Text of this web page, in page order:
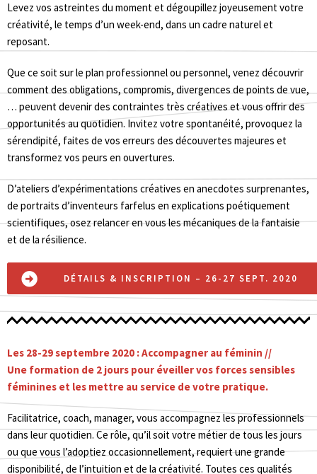
Levez vos astreintes du moment et dégoupillez joyeusement votre
créativité, le temps d’un week-end, dans un cadre naturel et
reposant.
Que ce soit sur le plan professionnel ou personnel, venez découvrir
comment des obligations, compromis, divergences de points de vue,
… peuvent devenir des contraintes très créatives et vous offrir des
opportunités au quotidien. Invitez votre spontanéité, provoquez la
sérendipité, faites de vos erreurs des découvertes majeures et
transformez vos peurs en ouvertures.
D’ateliers d’expérimentations créatives en anecdotes surprenantes,
de portraits d’inventeurs farfelus en explications poétiquement
scientifiques, osez relancer en vous les mécaniques de la fantaisie
et de la résilience.
DÉTAILS & INSCRIPTION – 26-27 SEPT. 2020
Les 28-29 septembre 2020 : Accompagner au féminin //
Une formation de 2 jours pour éveiller vos forces sensibles
féminines et les mettre au service de votre pratique.
Facilitatrice, coach, manager, vous accompagnez les professionnels
dans leur quotidien. Ce rôle, qu’il soit votre métier de tous les jours
ou que vous l’adoptiez occasionnellement, requiert une grande
disponibilité, de l’intuition et de la créativité. Toutes ces qualités